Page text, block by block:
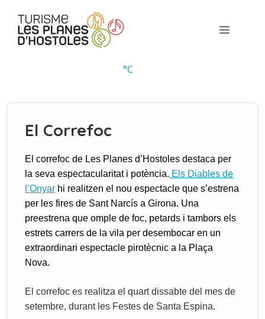
contingut
Menú
°C
El Correfoc
El correfoc de Les Planes d’Hostoles destaca per
la seva espectacularitat i potència. Els Diables de
l’Onyar hi realitzen el nou espectacle que s’estrena
per les fires de Sant Narcís a Girona. Una
preestrena que omple de foc, petards i tambors els
estrets carrers de la vila per desembocar en un
extraordinari espectacle pirotècnic a la Plaça
Nova.
El correfoc es realitza el quart dissabte del mes de
setembre, durant les Festes de Santa Espina.